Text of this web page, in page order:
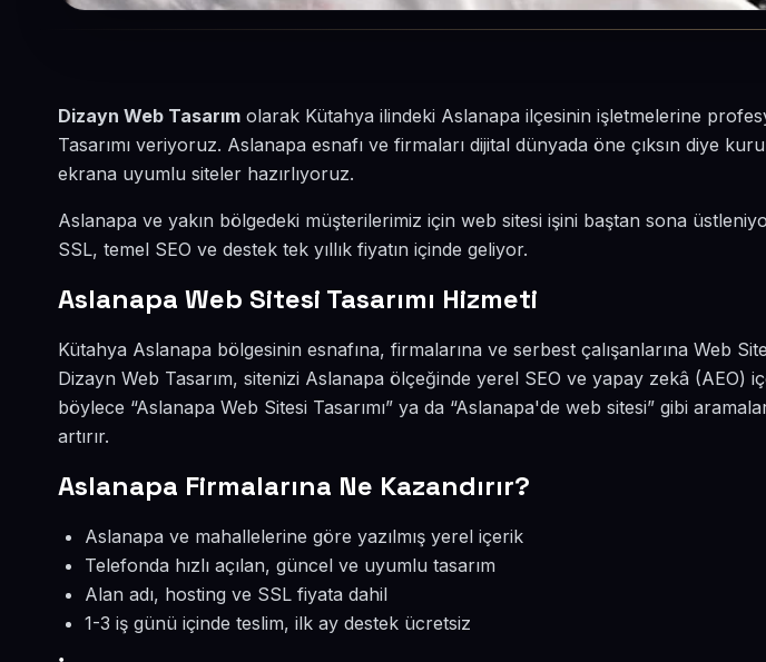
Dizayn Web Tasarım olarak Kütahya ilindeki Aslanapa ilçesinin işletmelerine
Tasarımı veriyoruz. Aslanapa esnafı ve firmaları dijital dünyada öne çıksın diye
ekrana uyumlu siteler hazırlıyoruz.
Aslanapa ve yakın bölgedeki müşterilerimiz için web sitesi işini baştan sona
SSL, temel SEO ve destek tek yıllık fiyatın içinde geliyor.
Aslanapa Web Sitesi Tasarımı Hizmeti
Kütahya Aslanapa bölgesinin esnafına, firmalarına ve serbest çalışanlarına Web
Dizayn Web Tasarım, sitenizi Aslanapa ölçeğinde yerel SEO ve yapay zekâ (AEO)
böylece “Aslanapa Web Sitesi Tasarımı” ya da “Aslanapa'de web sitesi” gibi
artırır.
Aslanapa Firmalarına Ne Kazandırır?
Aslanapa ve mahallelerine göre yazılmış yerel içerik
Telefonda hızlı açılan, güncel ve uyumlu tasarım
Alan adı, hosting ve SSL fiyata dahil
1-3 iş günü içinde teslim, ilk ay destek ücretsiz